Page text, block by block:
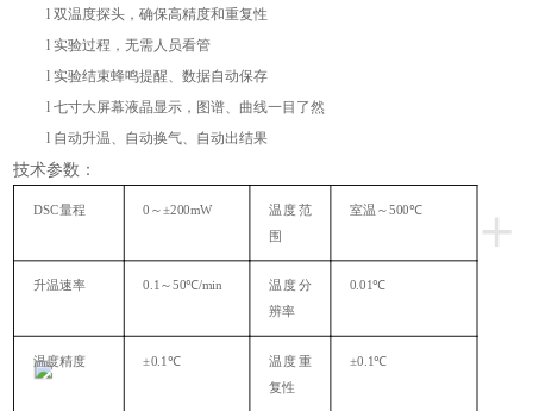
l双温度探头，确保高精度和重复性
l实验过程，无需人员看管
l实验结束蜂鸣提醒、数据自动保存
l七寸大屏幕液晶显示，图谱、曲线一目了然
l 自动升温、自动换气、自动出结果
技术参数：
+
DSC量程 0～±200mW 温度范
围
室温～500℃
升温速率 0.1～50℃/min
温度分
辨率
0.01℃
温度精度 ±0.1℃
温度重
复性
±0.1℃